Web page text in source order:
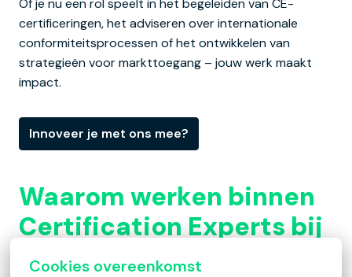
Cookies overeenkomst
Of je nu een rol speelt in het begeleiden van CE-
certificeringen, het adviseren over internationale
conformiteitsprocessen of het ontwikkelen van
strategieën voor markttoegang – jouw werk maakt
impact.
Innoveer je met ons mee?
Waarom werken binnen
Certification Experts bij
Kader?